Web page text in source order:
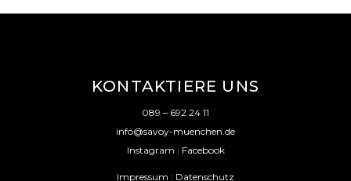
KONTAKTIERE UNS
089 – 692 24 11
info@savoy-muenchen.de
Instagram | Facebook
Impressum | Datenschutz